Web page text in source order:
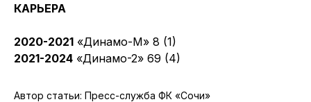
КАРЬЕРА
2020-2021 «Динамо-М» 8 (1)
2021-2024 «Динамо-2» 69 (4)
Автор статьи: Пресс-служба ФК «Сочи»